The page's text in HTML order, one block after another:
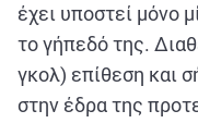
έχει υποστεί μόνο
το γήπεδό της.
γκολ) επίθεση και
στην έδρα της